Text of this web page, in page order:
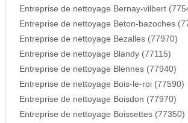
Entreprise de nettoyage Bernay-vilbert
Entreprise de nettoyage Beton-bazoches
Entreprise de nettoyage Bezalles (77970)
Entreprise de nettoyage Blandy (77115)
Entreprise de nettoyage Blennes (77940)
Entreprise de nettoyage Bois-le-roi (77590)
Entreprise de nettoyage Boisdon (77970)
Entreprise de nettoyage Boissettes (77350)